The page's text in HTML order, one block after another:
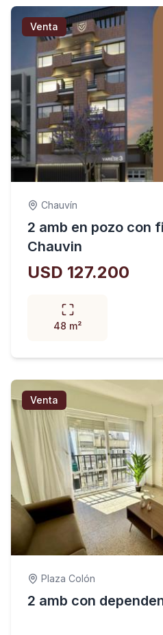
Venta
Chauvín
2 amb en pozo con
Chauvin
USD 127.200
48 m²
Venta
Plaza Colón
2 amb con